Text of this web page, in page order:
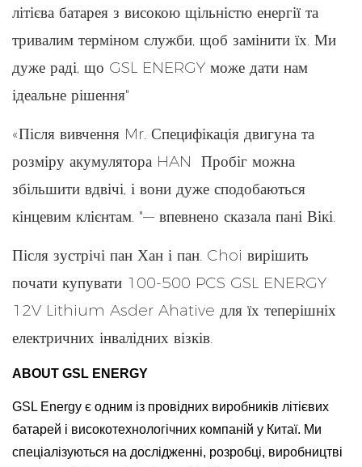
літієва батарея з високою щільністю енергії та
тривалим терміном служби, щоб замінити їх. Ми
дуже раді, що GSL ENERGY може дати нам
ідеальне рішення"
«Після вивчення Mr. Специфікація двигуна та
розміру акумулятора HAN Пробіг можна
збільшити вдвічі, і вони дуже сподобаються
кінцевим клієнтам. "— впевнено сказала пані Вікі.
Після зустрічі пан Хан і пан. Choi вирішить
почати купувати 100-500 PCS GSL ENERGY
12V Lithium Asder Ahative для їх теперішніх
електричних інвалідних візків.
ABOUT GSL ENERGY
GSL Energy є одним із провідних виробників літієвих
батарей і високотехнологічних компаній у Китаї. Ми
спеціалізуються на дослідженні, розробці, виробництві